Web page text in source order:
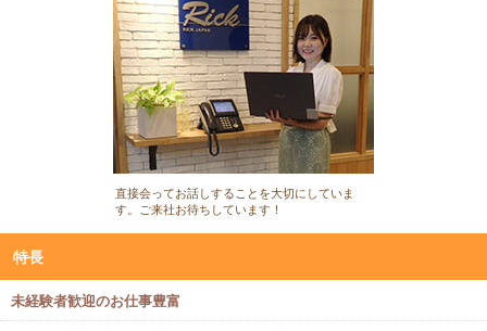
直接会ってお話しすることを大切にしていま
す。ご来社お待ちしています！
特長
未経験者歓迎のお仕事豊富